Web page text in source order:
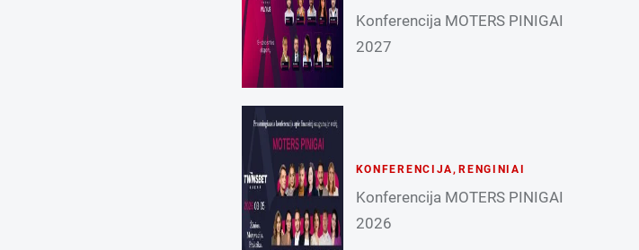
Konferencija MOTERS PINIGAI
2027
KONFERENCIJA, RENGINIAI
Konferencija MOTERS PINIGAI
2026